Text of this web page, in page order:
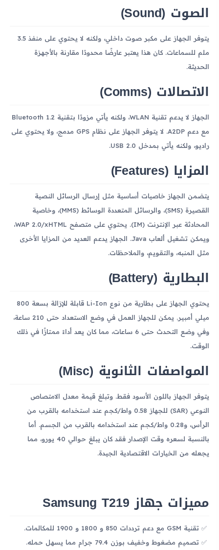
الصوت (Sound)
يتوفر الجهاز على مكبر صوت داخلي، ولكنه لا يحتوي على منفذ 3.5
ملم للسماعات. كان هذا يعتبر عارضًا محدودًا مقارنة بالأجهزة
الحديثة.
الاتصالات (Comms)
الجهاز لا يدعم تقنية WLAN، ولكنه يأتي مزودًا بتقنية Bluetooth 1.2
مع دعم A2DP. لا يتوفر الجهاز على نظام GPS مدمج، ولا يحتوي على
راديو، ولكنه يأتي بمدخل USB 2.0.
المزايا (Features)
يتضمن الجهاز خاصيات أساسية مثل إرسال الرسائل النصية
القصيرة (SMS)، والرسائل المتعددة الوسائط (MMS)، وخاصية
المحادثة عبر الإنترنت (IM). يحتوي على متصفح WAP 2.0/xHTML،
ويمكن تشغيل ألعاب Java. الجهاز يدعم العديد من المزايا الأخرى
مثل المنبه، والتقويم، والملاحظات.
البطارية (Battery)
يحتوي الجهاز على بطارية من نوع Li-Ion قابلة للإزالة بسعة 800
ميلي أمبير. يمكن للجهاز العمل في وضع الاستعداد حتى 210 ساعة،
وفي وضع التحدث حتى 6 ساعات، مما كان يعد أداءً ممتازًا في ذلك
الوقت.
المواصفات الثانوية (Misc)
يتوفر الجهاز باللون الأسود فقط. وتبلغ قيمة معدل الامتصاص
النوعي (SAR) للجهاز 0.58 واط/كجم عند استخدامه بالقرب من
الرأس، و0.28 واط/كجم عند استخدامه بالقرب من الجسم. أما
بالنسبة لسعره وقت الإصدار فقد كان يبلغ حوالي 40 يورو، مما
يجعله من الخيارات الاقتصادية الجيدة.
مميزات جهاز Samsung T219
تقنية GSM مع دعم ترددات 850 و 1800 و 1900 للمكالمات.
تصميم مضغوط وخفيف بوزن 79.4 جرام مما يسهل حمله.